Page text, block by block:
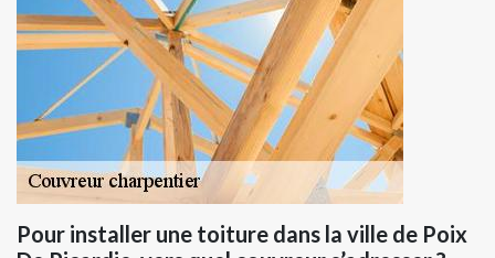
Pour installer une toiture dans la ville de Poix